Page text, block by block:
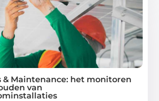
& Maintenance: het monitoren
van